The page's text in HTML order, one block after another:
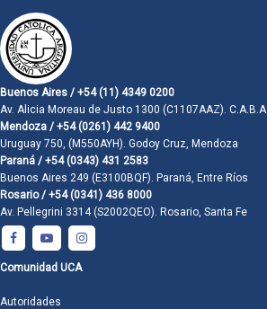
Buenos Aires / +54 (11) 4349 0200
Av. Alicia Moreau de Justo 1300 (C1107AAZ). C.A.B.A.
Mendoza / +54 (0261) 442 9400
Uruguay 750, (M550AYH). Godoy Cruz, Mendoza
Paraná / +54 (0343) 431 2583
Buenos Aires 249 (E3100BQF). Paraná, Entre Ríos
Rosario / +54 (0341) 436 8000
Av. Pellegrini 3314 (S2002QEO). Rosario, Santa Fe
Comunidad UCA
Autoridades